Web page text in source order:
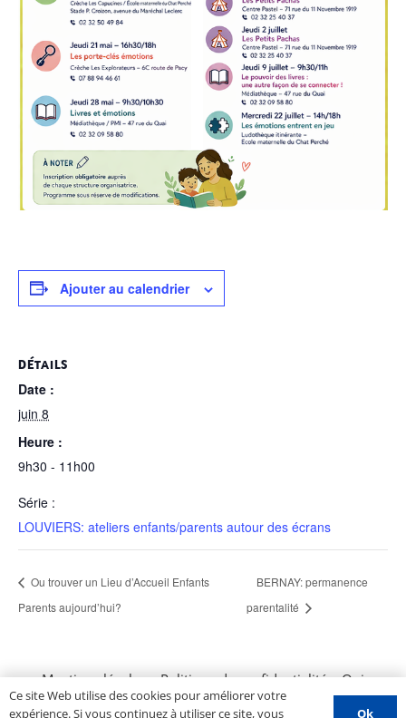
Ajouter au calendrier
DÉTAILS
Date :
juin 8
Heure :
9h30 - 11h00
Série :
LOUVIERS: ateliers enfants/parents autour des écrans
Ou trouver un Lieu d’Accueil Enfants
Parents aujourd’hui?
BERNAY: permanence
parentalité
Mentions légales–Politique de confidentialité–Qui
sommes nous ?–Contactez-nous –Espace PROS–
Ce site Web utilise des cookies pour améliorer votre
expérience. Si vous continuez à utiliser ce site, vous
Ok